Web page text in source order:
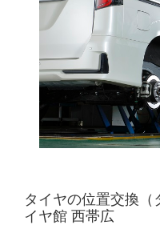
タイヤの位置交換（
イヤ館 西帯広